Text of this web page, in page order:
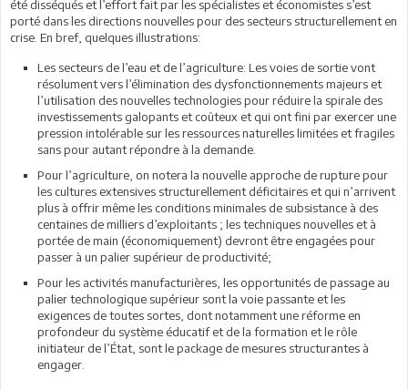
été disséqués et l’effort fait par les spécialistes et économistes s’est
porté dans les directions nouvelles pour des secteurs structurellement en
crise. En bref, quelques illustrations:
Les secteurs de l’eau et de l’agriculture: Les voies de sortie vont
résolument vers l’élimination des dysfonctionnements majeurs et
l’utilisation des nouvelles technologies pour réduire la spirale des
investissements galopants et coûteux et qui ont fini par exercer une
pression intolérable sur les ressources naturelles limitées et fragiles
sans pour autant répondre à la demande.
Pour l’agriculture, on notera la nouvelle approche de rupture pour
les cultures extensives structurellement déficitaires et qui n’arrivent
plus à offrir même les conditions minimales de subsistance à des
centaines de milliers d’exploitants ; les techniques nouvelles et à
portée de main (économiquement) devront être engagées pour
passer à un palier supérieur de productivité;
Pour les activités manufacturières, les opportunités de passage au
palier technologique supérieur sont la voie passante et les
exigences de toutes sortes, dont notamment une réforme en
profondeur du système éducatif et de la formation et le rôle
initiateur de l’État, sont le package de mesures structurantes à
engager.